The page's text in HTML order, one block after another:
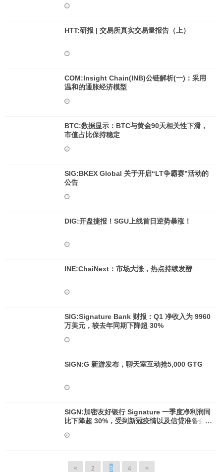
HTT:研报 | 交易所真实交易量报告（上）
COM:Insight Chain(INB)公链解析(一)：采用
温和的通胀经济模型
BTC:数据显示：BTC与黄金90天相关性下滑，
市值占比保持稳定
SIG:BKEX Global 关于开启“LT争霸赛”活动的
公告
DIG:开盘捷报！SGU上线首日逆势暴涨！
INE:ChaiNext：市场大涨，热点持续发酵
SIG:Signature Bank 财报：Q1 净收入为 9960
万美元，较去年同期下降超 30%
SIGN:G 新游发布，聊天室互动抢5,000 GTG
SIGN:加密友好银行 Signature 一季度净利润同
比下降超 30%，受到新冠疫情以及信贷准备金损
< 2 3 4 >